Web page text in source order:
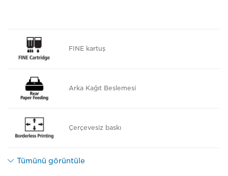
FINE kartuş
Arka Kağıt Beslemesi
Çerçevesiz baskı
Tümünü görüntüle